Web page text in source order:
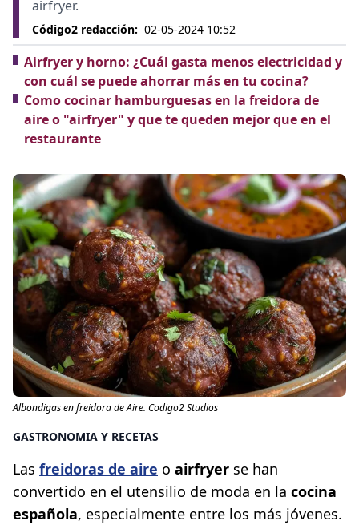
airfryer.
Código2 redacción: 02-05-2024 10:52
Airfryer y horno: ¿Cuál gasta menos electricidad y
con cuál se puede ahorrar más en tu cocina?
Como cocinar hamburguesas en la freidora de
aire o "airfryer" y que te queden mejor que en el
restaurante
Albondigas en freidora de Aire. Codigo2 Studios
GASTRONOMIA Y RECETAS
Las freidoras de aire o airfryer se han
convertido en el utensilio de moda en la cocina
española, especialmente entre los más jóvenes.